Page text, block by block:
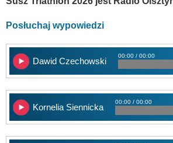
Posłuchaj wypowiedzi
Dawid Czechowski
00:00 / 00:00
Kornelia Siennicka
00:00 / 00:00